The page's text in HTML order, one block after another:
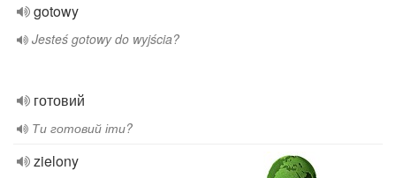
gotowy
Jesteś gotowy do wyjścia?
готовий
Ти готовий іти?
zielony